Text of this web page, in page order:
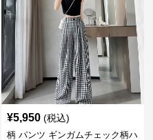
¥5,950 (税込)
柄 パンツ ギンガムチェック柄ハ